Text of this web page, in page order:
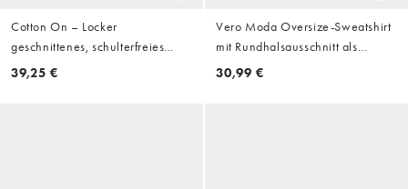
Cotton On – Locker
geschnittenes, schulterfreies
Sweatshirt in Asphaltschwarz
39,25 €
Vero Moda Oversize-Sweatshirt
mit Rundhalsausschnitt als
Kombiteil in Schokobraun
30,99 €